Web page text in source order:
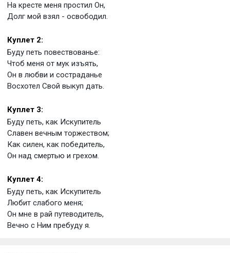
На кресте меня простил Он,
Долг мой взял - освободил.
Куплет 2:
Буду петь повествованье:
Чтоб меня от мук изъять,
Он в любви и состраданье
Восхотел Свой выкуп дать.
Куплет 3:
Буду петь, как Искупитель
Славен вечным торжеством;
Как силен, как победитель,
Он над смертью и грехом.
Куплет 4:
Буду петь, как Искупитель
Любит слабого меня;
Он мне в рай путеводитель,
Вечно с Ним пребуду я.